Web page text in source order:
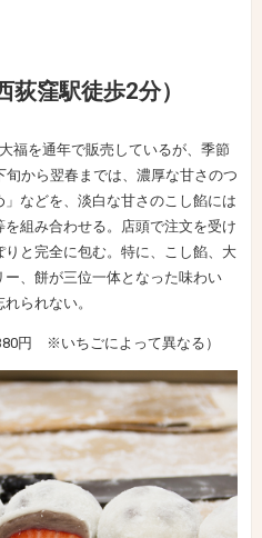
窪駅徒歩2分）
福を通年で販売しているが、季節
から翌春までは、濃厚な甘さのつ
などを、淡白な甘さのこし餡には
組み合わせる。店頭で注文を受け
と完全に包む。特に、こし餡、大
、餅が三位一体となった味わい
られない。
円 ※いちごによって異なる）